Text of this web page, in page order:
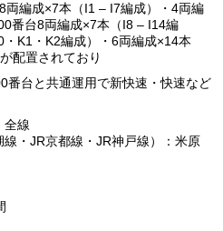
両編成×7本（I1 – I7編成）・4両編
番台8両編成×7本（I8 – I14編
K1・K2編成）・6両編成×14本
配置されており
番台と共通運用で新快速・快速など
全線
・JR京都線・JR神戸線）：米原